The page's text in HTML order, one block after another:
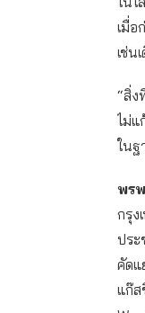
เมื่อ
เช่น
“สิ่ง
ไม่แ
ในฐ
พร
กรุง
ประ
คัดแ
แก๊ส